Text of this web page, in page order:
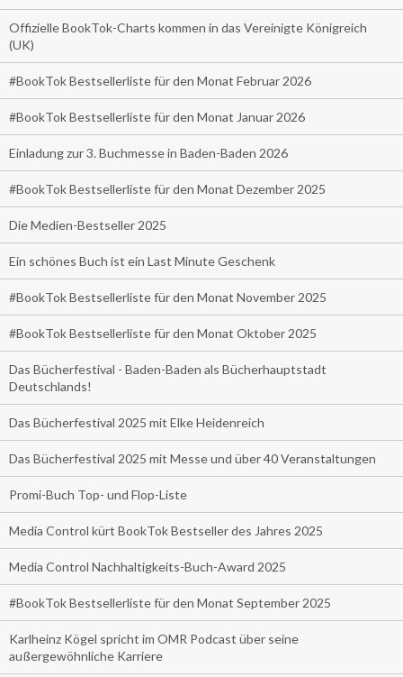
Offizielle BookTok-Charts kommen in das Vereinigte Königreich
(UK)
#BookTok Bestsellerliste für den Monat Februar 2026
#BookTok Bestsellerliste für den Monat Januar 2026
Einladung zur 3. Buchmesse in Baden-Baden 2026
#BookTok Bestsellerliste für den Monat Dezember 2025
Die Medien-Bestseller 2025
Ein schönes Buch ist ein Last Minute Geschenk
#BookTok Bestsellerliste für den Monat November 2025
#BookTok Bestsellerliste für den Monat Oktober 2025
Das Bücherfestival - Baden-Baden als Bücherhauptstadt
Deutschlands!
Das Bücherfestival 2025 mit Elke Heidenreich
Das Bücherfestival 2025 mit Messe und über 40 Veranstaltungen
Promi-Buch Top- und Flop-Liste
Media Control kürt BookTok Bestseller des Jahres 2025
Media Control Nachhaltigkeits-Buch-Award 2025
#BookTok Bestsellerliste für den Monat September 2025
Karlheinz Kögel spricht im OMR Podcast über seine
außergewöhnliche Karriere